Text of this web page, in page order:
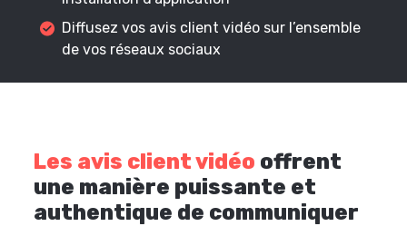
Diffusez vos avis client vidéo sur l’ensemble
de vos réseaux sociaux
Les avis client vidéo offrent
une manière puissante et
authentique de communiquer